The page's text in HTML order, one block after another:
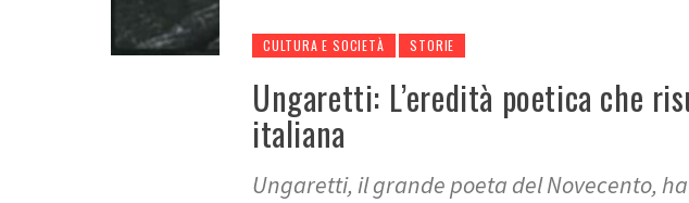
CULTURA E SOCIETÀ STORIE
Ungaretti: L’eredità poetica che
italiana
Ungaretti, il grande poeta del Novecento,